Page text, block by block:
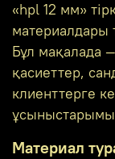
«hpl 12 мм»
материалдары
Бұл мақалада
қасиеттер,
клиенттерге
Материал